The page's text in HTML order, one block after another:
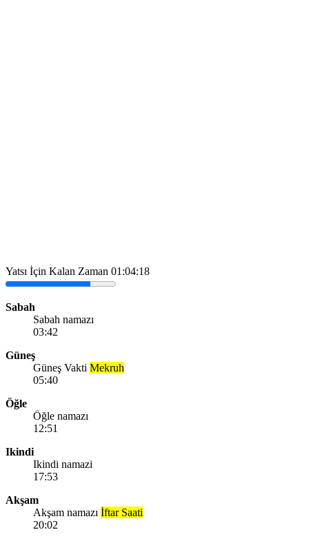
Yatsı İçin Kalan Zaman 01:04:18
Sabah
Sabah namazı
03:42
Güneş
Güneş Vakti Mekruh
05:40
Öğle
Öğle namazı
12:51
Ikindi
Ikindi namazi
17:53
Akşam
Akşam namazı İftar Saati
20:02